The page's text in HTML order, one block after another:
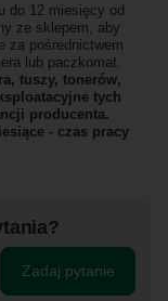
do 12 miesięcy od
ze sklepem, aby
za pośrednictwem
lub paczkomat.
tuszy, tonerów,
tych
producenta.
- czas pracy
Zadaj pytanie